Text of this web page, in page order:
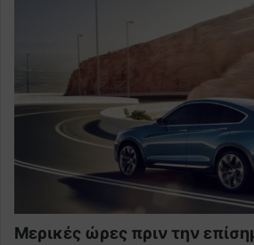
Μερικές ώρες πριν την